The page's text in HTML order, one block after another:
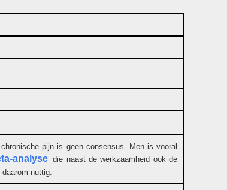
pijn is geen consensus. Men is vooral
analyse die naast de werkzaamheid ook de
nuttig.